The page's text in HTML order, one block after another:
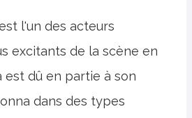
l'un des acteurs
excitants de la scène en
est dû en partie à son
dans des types